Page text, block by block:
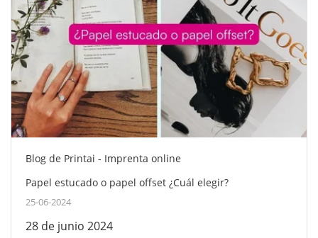
Blog de Printai - Imprenta online
Papel estucado o papel offset ¿Cuál elegir?
25-06-2024
28 de junio 2024